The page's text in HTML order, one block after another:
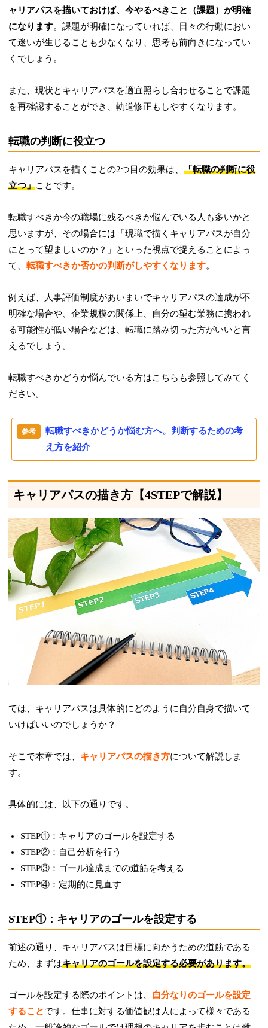
ャリアパスを描いておけば、今やるべきこと（課題）が明確
になります。課題が明確になっていれば、日々の行動におい
て迷いが生じることも少なくなり、思考も前向きになってい
くでしょう。
また、現状とキャリアパスを適宜照らし合わせることで課題
を再確認することができ、軌道修正もしやすくなります。
転職の判断に役立つ
キャリアパスを描くことの2つ目の効果は、「転職の判断に役
立つ」ことです。
転職すべきか今の職場に残るべきか悩んでいる人も多いかと
思いますが、その場合には「現職で描くキャリアパスが自分
にとって望ましいのか？」といった視点で捉えることによっ
て、転職すべきか否かの判断がしやすくなります。
例えば、人事評価制度があいまいでキャリアパスの達成が不
明確な場合や、企業規模の関係上、自分の望む業務に携われ
る可能性が低い場合などは、転職に踏み切った方がいいと言
えるでしょう。
転職すべきかどうか悩んでいる方はこちらも参照してみてく
ださい。
転職すべきかどうか悩む方へ。判断するための考
え方を紹介
キャリアパスの描き方【4STEPで解説】
では、キャリアパスは具体的にどのように自分自身で描いて
いけばいいのでしょうか？
そこで本章では、 キャリアパスの描き方について解説しま
す。
具体的には、以下の通りです。
STEP①：キャリアのゴールを設定する
STEP②：自己分析を行う
STEP③：ゴール達成までの道筋を考える
STEP④：定期的に見直す
STEP①：キャリアのゴールを設定する
前述の通り、キャリアパスは目標に向かうための道筋である
ため、まずはキャリアのゴールを設定する必要があります。
ゴールを設定する際のポイントは、
自分なりのゴールを設定
することです。仕事に対する価値観は人によって様々である